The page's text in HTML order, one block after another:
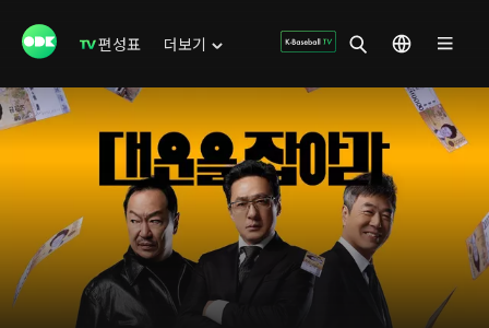
편성표 더보기